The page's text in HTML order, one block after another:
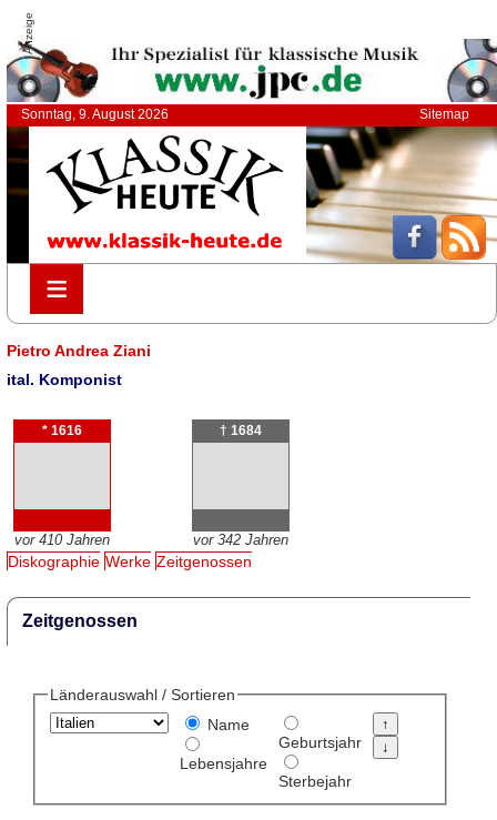
Anzeige
Sonntag, 9. August 2026 Sitemap
≡
≡
Pietro Andrea Ziani
ital. Komponist
* 1616
vor 410 Jahren
† 1684
vor 342 Jahren
Diskographie Werke Zeitgenossen
Zeitgenossen
Länderauswahl / Sortieren
Name
Lebensjahre
Geburtsjahr
Sterbejahr